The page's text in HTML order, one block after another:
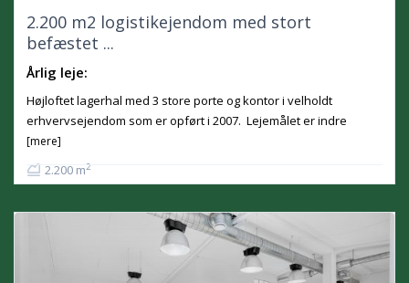
2.200 m2 logistikejendom med stort
befæstet ...
Årlig leje:
Højloftet lagerhal med 3 store porte og kontor i velholdt
erhvervsejendom som er opført i 2007. Lejemålet er indre
[mere]
2.200 m2